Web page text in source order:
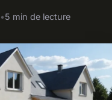
•5 min de lecture